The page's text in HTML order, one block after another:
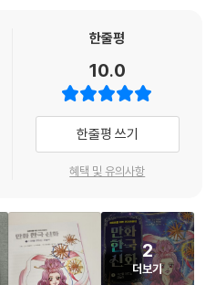
하고, 연꽃은 한 송이에 대한 집착을
의 수수께끼를 풀며 삶을 살아가는 데
신 오늘이를 통해 과거와 미래보다
는 사실을 자연스럽게 깨닫게 된다.
올바른 인성
사람들이 겪은 삶의 경험과 생각이
해 서양 문화를 이해할 수 있다면, 한
관을 배울 수 있다. 한국 신화를 안다
않는 삶의 가치를 안다는 것이다. 더
한줄평
10.0
한줄평 쓰기
혜택 및 유의사항
2
더보기